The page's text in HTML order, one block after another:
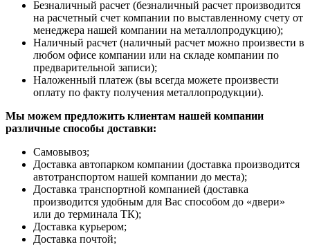
Безналичный расчет (безналичный расчет производится
на расчетный счет компании по выставленному счету от
менеджера нашей компании на металлопродукцию);
Наличный расчет (наличный расчет можно произвести в
любом офисе компании или на складе компании по
предварительной записи);
Наложенный платеж (вы всегда можете произвести
оплату по факту получения металлопродукции).
Мы можем предложить клиентам нашей компании
различные способы доставки:
Самовывоз;
Доставка автопарком компании (доставка производится
автотранспортом нашей компании до места);
Доставка транспортной компанией (доставка
производится удобным для Вас способом до «двери»
или до терминала ТК);
Доставка курьером;
Доставка почтой;